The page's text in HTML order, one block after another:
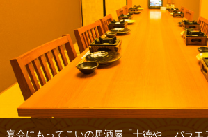
宴会にもってこいの居酒屋「十徳や」 バラエ